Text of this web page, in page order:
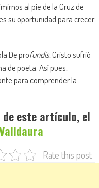
al pie de la Cruz de
su oportunidad para crecer
De profundis, Cristo sufrió
de poeta. Así pues,
para comprender la
este artículo, el
Rate this post